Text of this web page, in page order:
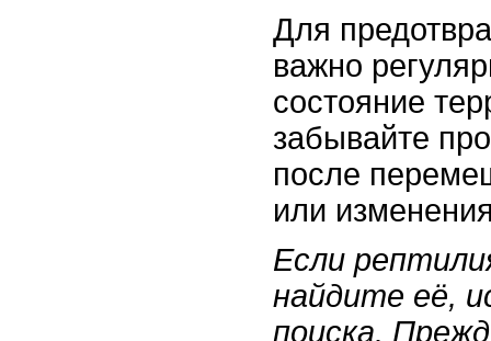
Для
важно
состояние
забывайте
после
или
Если
найдите её,
поиска.